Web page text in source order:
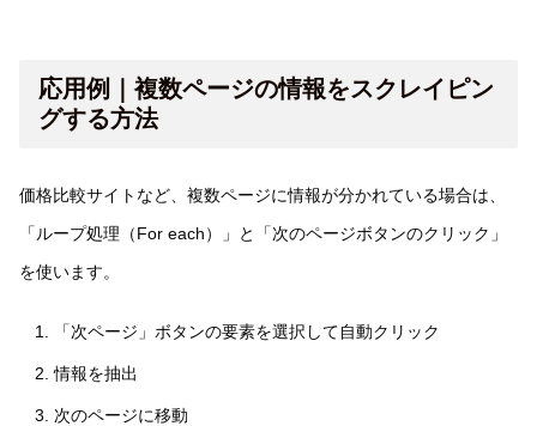
応用例｜複数ページの情報をスクレイピン
グする方法
価格比較サイトなど、複数ページに情報が分かれている場合は、
「ループ処理（For each）」と「次のページボタンのクリック」
を使います。
「次ページ」ボタンの要素を選択して自動クリック
情報を抽出
次のページに移動